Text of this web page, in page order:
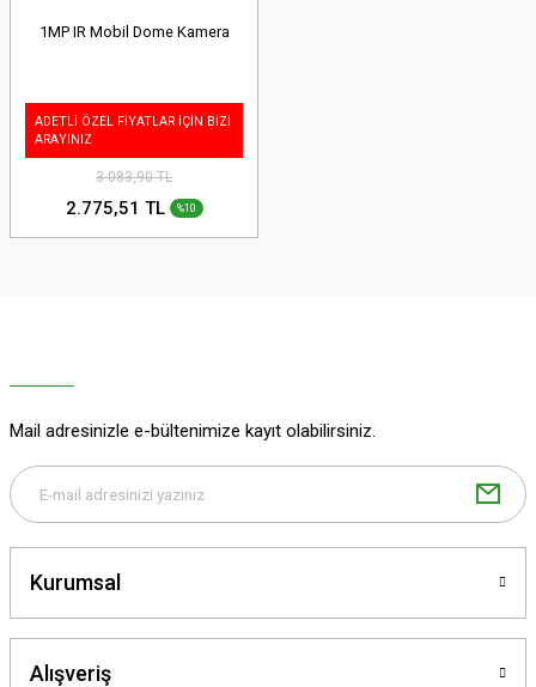
1MP IR Mobil Dome Kamera
ADETLİ ÖZEL FİYATLAR İÇİN BİZİ
ARAYINIZ
3.083,90 TL
2.775,51 TL %10
Mail adresinizle e-bültenimize kayıt olabilirsiniz.
Kurumsal
Alışveriş